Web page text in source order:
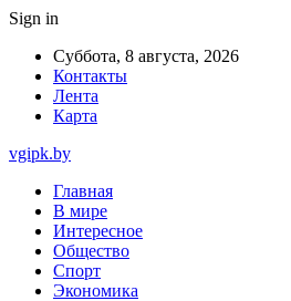
Sign in
Суббота, 8 августа, 2026
Контакты
Лента
Карта
vgipk.by
Главная
В мире
Интересное
Общество
Спорт
Экономика